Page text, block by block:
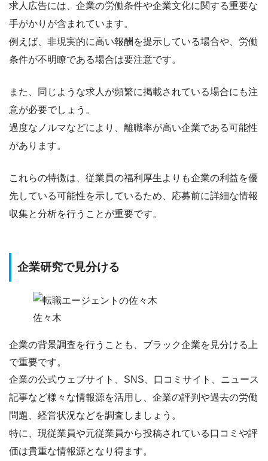
求人広告には、企業の労働条件や企業文化に関する重要な
手がかりが含まれています。
例えば、 非現実的に高い報酬を提示している場合や、 労働
条件が不明瞭である場合は要注意です。
また、 同じような求人が頻繁に掲載されている場合にも注
意が必要でしょう。
過度なノルマなどにより、離職率が高い企業である可能性
があります。
これらの特徴は、従業員の福利厚生よりも企業の利益を優
先している可能性を示しているため、応募前に詳細な情報
収集と分析を行うことが重要です。
企業研究で見分ける
佐々木
企業の背景調査を行う ことも、ブラック企業を見分ける上
で重要です。
企業の公式ウェブサイト、SNS、口コミサイト、ニュース
記事など様々な情報源を活用し、企業の評判や過去の労働
問題、経営状況などを調査しましょう。
特に、 現従業員や元従業員から投稿されている口コミや評
価は貴重な情報源となり得ます。